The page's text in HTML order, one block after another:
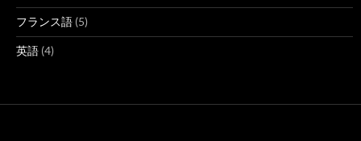
フランス語 (5)
英語 (4)